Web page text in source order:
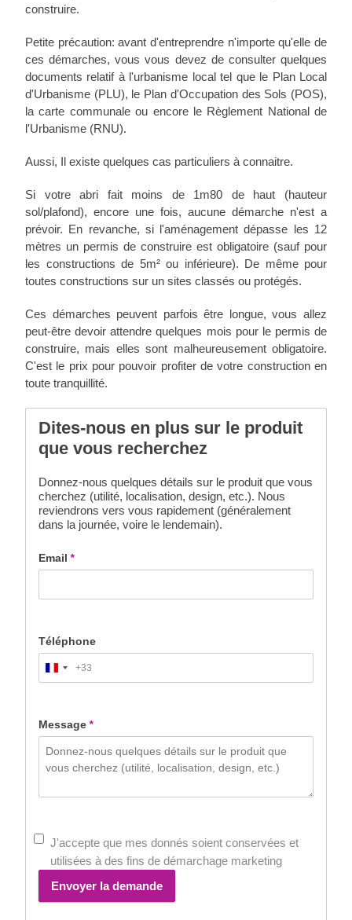
construire.
Petite précaution: avant d'entreprendre n'importe qu'elle de
ces démarches, vous vous devez de consulter quelques
documents relatif à l'urbanisme local tel que le Plan Local
d'Urbanisme (PLU), le Plan d'Occupation des Sols (POS),
la carte communale ou encore le Règlement National de
l'Urbanisme (RNU).
Aussi, Il existe quelques cas particuliers à connaitre.
Si votre abri fait moins de 1m80 de haut (hauteur
sol/plafond), encore une fois, aucune démarche n'est a
prévoir. En revanche, si l'aménagement dépasse les 12
mètres un permis de construire est obligatoire (sauf pour
les constructions de 5m² ou inférieure). De même pour
toutes constructions sur un sites classés ou protégés.
Ces démarches peuvent parfois être longue, vous allez
peut-être devoir attendre quelques mois pour le permis de
construire, mais elles sont malheureusement obligatoire.
C'est le prix pour pouvoir profiter de votre construction en
toute tranquillité.
Dites-nous en plus sur le produit
que vous recherchez
Donnez-nous quelques détails sur le produit que vous
cherchez (utilité, localisation, design, etc.). Nous
reviendrons vers vous rapidement (généralement
dans la journée, voire le lendemain).
Email *
Téléphone
France
+33
+33
Message*
J'accepte que mes donnés soient conservées et
utilisées à des fins de démarchage marketing
Envoyer la demande